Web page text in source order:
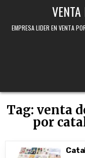
EMPRESA LIDER EN VENTA
Tag: venta
por